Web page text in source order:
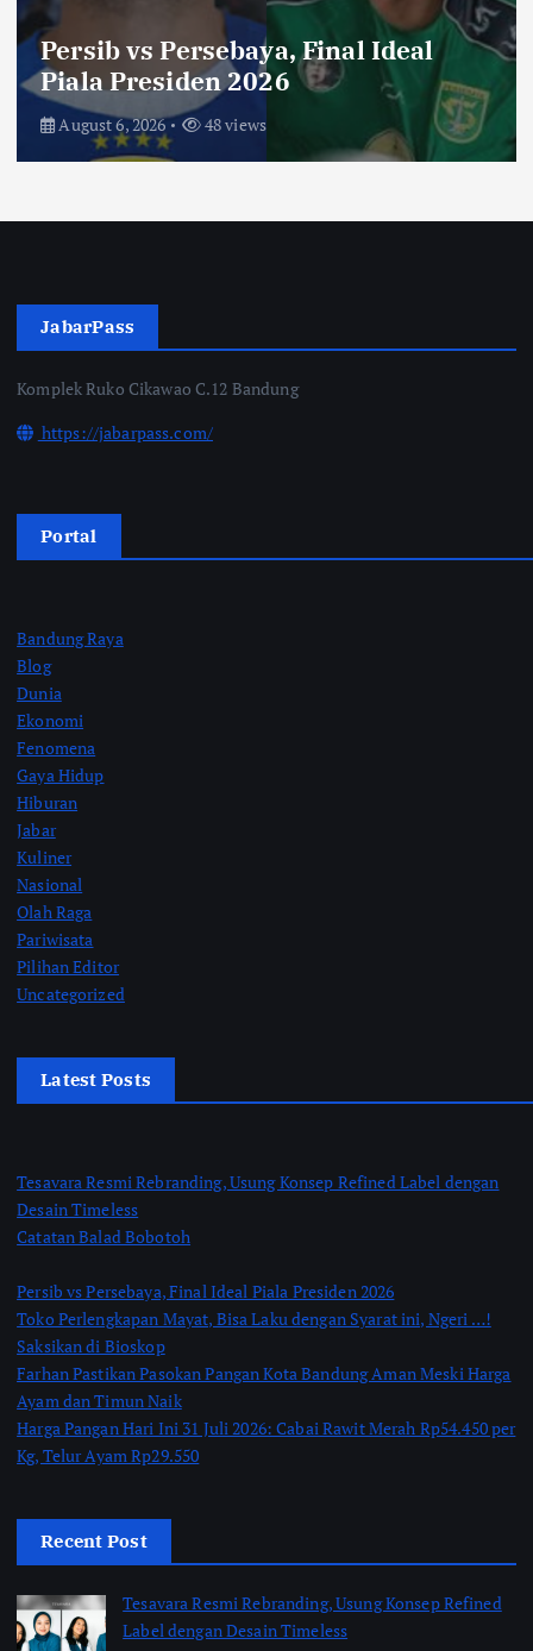
Toko Perlengkapan Mayat, Bisa
Laku dengan Syarat ini, Ngeri …!
Saksikan di Bioskop
August 3, 2026 67 views
JabarPass
Komplek Ruko Cikawao C.12 Bandung
https://jabarpass.com/
Portal
Bandung Raya
Blog
Dunia
Ekonomi
Fenomena
Gaya Hidup
Hiburan
Jabar
Kuliner
Nasional
Olah Raga
Pariwisata
Pilihan Editor
Uncategorized
Latest Posts
Tesavara Resmi Rebranding, Usung Konsep Refined Label dengan
Desain Timeless
Catatan Balad Bobotoh
Persib vs Persebaya, Final Ideal Piala Presiden 2026
Toko Perlengkapan Mayat, Bisa Laku dengan Syarat ini, Ngeri …!
Saksikan di Bioskop
Farhan Pastikan Pasokan Pangan Kota Bandung Aman Meski Harga
Ayam dan Timun Naik
Harga Pangan Hari Ini 31 Juli 2026: Cabai Rawit Merah Rp54.450 per
Kg, Telur Ayam Rp29.550
Recent Post
Tesavara Resmi Rebranding, Usung Konsep Refined
Label dengan Desain Timeless